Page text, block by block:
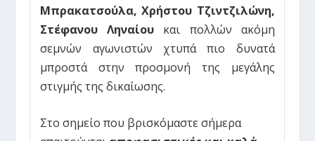
Μπρακατσούλα, Χρήστου Τζιντζιλώνη,
Στέφανου Ληναίου και πολλών ακόμη
σεμνών αγωνιστών χτυπά πιο δυνατά
μπροστά στην προσμονή της μεγάλης
στιγμής της δικαίωσης.
Στο σημείο που βρισκόμαστε σήμερα